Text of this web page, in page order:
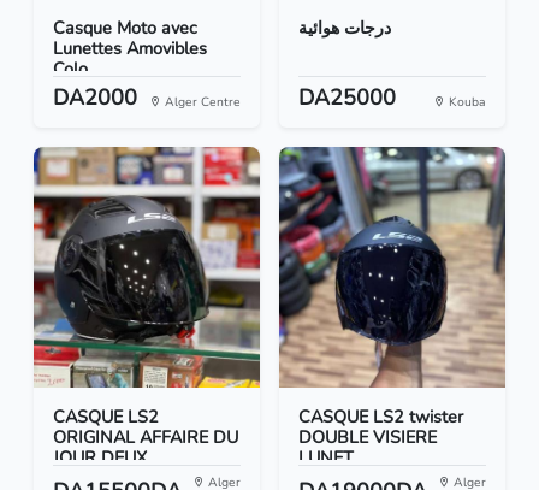
Casque Moto avec
Lunettes Amovibles
Colo...
DA2000 Alger Centre
درجات هوائية
DA25000 Kouba
CASQUE LS2
ORIGINAL AFFAIRE DU
JOUR DEUX...
Alger
CASQUE LS2 twister
DOUBLE VISIERE
LUNET...
Alger